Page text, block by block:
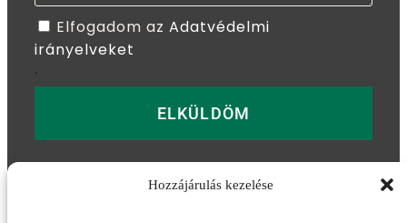
Hozzájárulás kezelése
Elfogadom az Adatvédelmi
irányelveket
ELKÜLDÖM